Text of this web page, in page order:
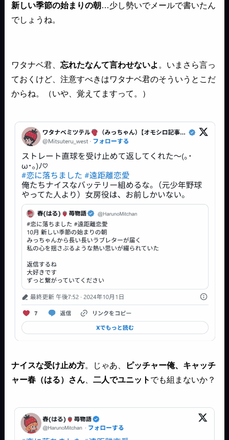
新しい季節の始まりの朝 …少し勢いでメールで書いたん
でしょうね。
ワタナベ君、忘れたなんて言わせないよ 。いまさら言っ
ておくけど、注意すべきはワタナベ君のそういうとこだ
からね。（いや、覚えてますって。）
ナイスな受け止め方。じゃあ、
ピッチャー俺、キャッチ
ャー春（はる）さん 、二人でユニット でも組まないか？